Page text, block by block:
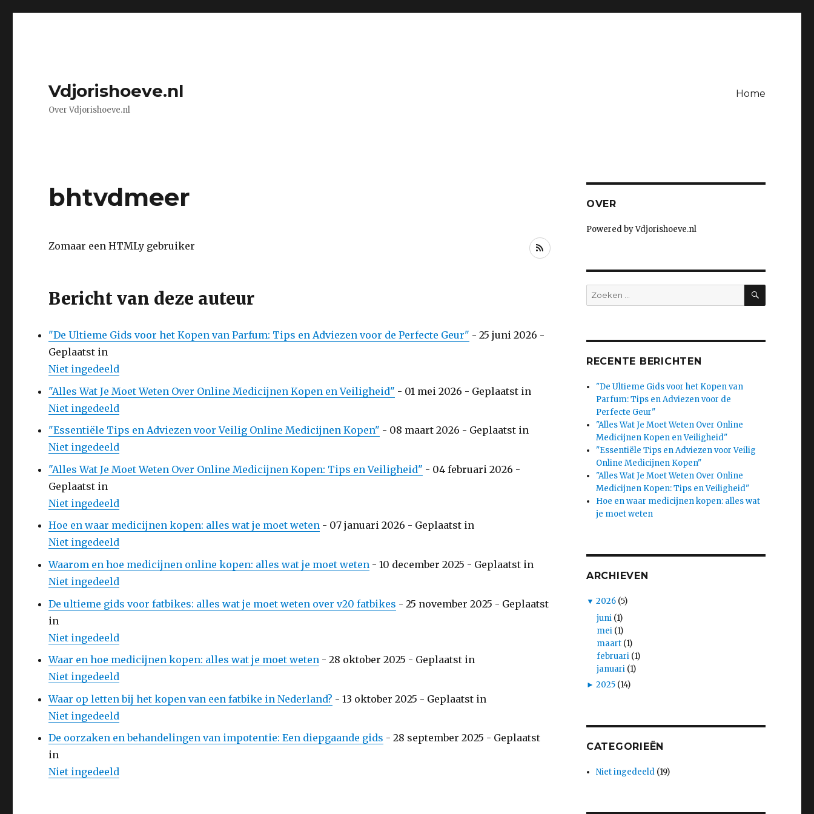
Vdjorishoeve.nl
Over Vdjorishoeve.nl
Home
bhtvdmeer
RSS
Zomaar een HTMLy gebruiker
Bericht van deze auteur
"De Ultieme Gids voor het Kopen van Parfum: Tips en Adviezen voor de Perfecte Geur" -25 juni 2026 -
Geplaatst in
Niet ingedeeld
"Alles Wat Je Moet Weten Over Online Medicijnen Kopen en Veiligheid" - 01 mei 2026 - Geplaatst in
Niet ingedeeld
"Essentiële Tips en Adviezen voor Veilig Online Medicijnen Kopen" - 08 maart 2026 - Geplaatst in
Niet ingedeeld
"Alles Wat Je Moet Weten Over Online Medicijnen Kopen: Tips en Veiligheid" - 04 februari 2026 -
Geplaatst in
Niet ingedeeld
Hoe en waar medicijnen kopen: alles wat je moet weten - 07 januari 2026 - Geplaatst in
Niet ingedeeld
Waarom en hoe medicijnen online kopen: alles wat je moet weten -10 december 2025 - Geplaatst in
Niet ingedeeld
De ultieme gids voor fatbikes: alles wat je moet weten over v20 fatbikes -25 november 2025 - Geplaatst
in
Niet ingedeeld
Waar en hoe medicijnen kopen: alles wat je moet weten -28 oktober 2025 - Geplaatst in
Niet ingedeeld
Waar op letten bij het kopen van een fatbike in Nederland? -13 oktober 2025 - Geplaatst in
Niet ingedeeld
De oorzaken en behandelingen van impotentie: Een diepgaande gids -28 september 2025 - Geplaatst
in
Niet ingedeeld
OVER
Powered by Vdjorishoeve.nl
Search
for:
SEARCH
RECENTE BERICHTEN
"De Ultieme Gids voor het Kopen van
Parfum: Tips en Adviezen voor de
Perfecte Geur"
"Alles Wat Je Moet Weten Over Online
Medicijnen Kopen en Veiligheid"
"Essentiële Tips en Adviezen voor Veilig
Online Medicijnen Kopen"
"Alles Wat Je Moet Weten Over Online
Medicijnen Kopen: Tips en Veiligheid"
Hoe en waar medicijnen kopen: alles wat
je moet weten
ARCHIEVEN
▼ 2026 (5)
juni (1)
mei (1)
maart (1)
februari (1)
januari (1)
► 2025 (14)
CATEGORIEËN
Niet ingedeeld (19)